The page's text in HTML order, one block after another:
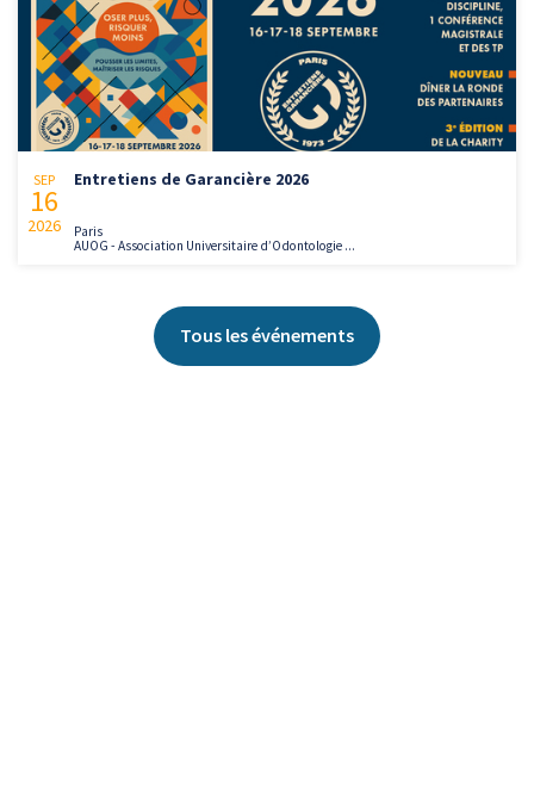
SEP
16
2026
Entretiens de Garancière 2026
Paris
AUOG - Association Universitaire d’Odontologie ...
Tous les événements